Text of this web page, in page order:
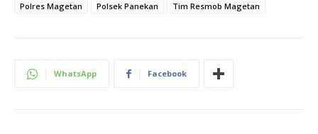
Polres Magetan
Polsek Panekan Tim Resmob Magetan
WhatsApp Facebook